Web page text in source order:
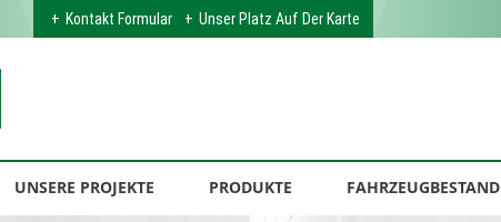
Kontakt Formular Unser Platz Auf Der Karte
UNSERE PROJEKTE PRODUKTE FAHRZEUGBESTAND